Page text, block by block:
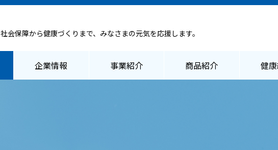
社会保障から健康づくりまで、みなさまの元気を応援します。
企業情報 事業紹介 商品紹介 健